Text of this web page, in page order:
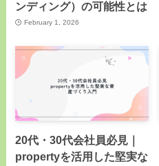
ンディング）の可能性とは
February 1, 2026
20代・30代会社員必見｜
propertyを活用した堅実な